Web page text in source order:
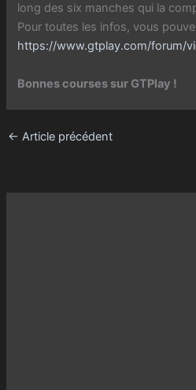
long des six manches qui la
Pour toutes les infos, vous
https://www.gtplay.com/forum/
Bonnes courses sur GTPlay !
← Article précédent